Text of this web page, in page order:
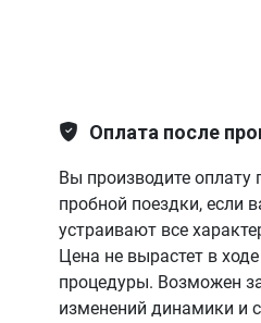
Оплата после
Вы производите оплату
пробной поездки, если
устраивают все
Цена не вырастет в ходе
процедуры. Возможен
изменений динамики и